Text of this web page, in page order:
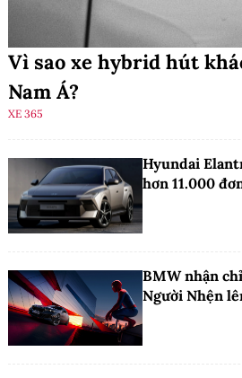
Vì sao xe hybrid hút
Nam Á?
XE 365
Hyundai
hơn 11.000
BMW nhận
Người Nhện